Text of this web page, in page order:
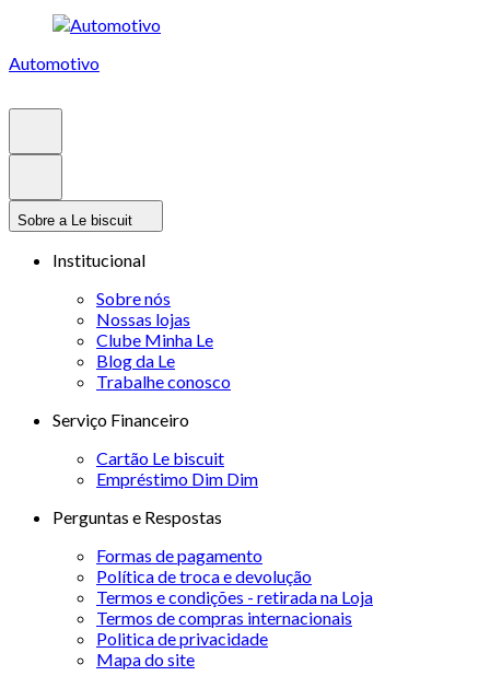
Automotivo
Sobre a Le biscuit
Institucional
Sobre nós
Nossas lojas
Clube Minha Le
Blog da Le
Trabalhe conosco
Serviço Financeiro
Cartão Le biscuit
Empréstimo Dim Dim
Perguntas e Respostas
Formas de pagamento
Política de troca e devolução
Termos e condições - retirada na Loja
Termos de compras internacionais
Politica de privacidade
Mapa do site